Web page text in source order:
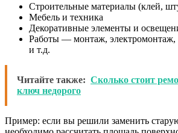
Строительные материалы (клей,
Мебель и техника
Декоративные элементы и
Работы — монтаж, электромонтаж,
и т.д.
Читайте также: Сколько стоит
ключ недорого
Пример: если вы решили заменить